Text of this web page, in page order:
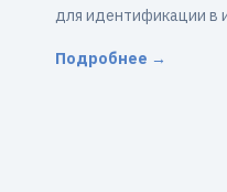
для идентификации в
Подробнее →